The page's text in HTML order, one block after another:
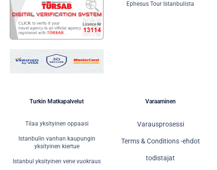
Ephesus Tour Istanbulista
Turkin Matkapalvelut
Tilaa yksityinen oppaasi
Istanbulin vanhan kaupungin
yksityinen kiertue
Istanbul yksityinen vene vuokraus
Varaaminen
Varausprosessi
Terms & Conditions -ehdot
todistajat